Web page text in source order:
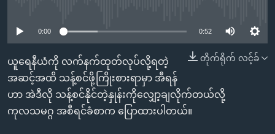
စာမျက်နှာ
သို့
ကျော်
ကြည့်
ဗွီအိုအေ လူမှုကွန်ယက်များ
0:00 0:52
တိုက်ရိုက် လင့်ခ်
ယူရေနီယံကို လက်နက်ထုတ်လုပ်လို့ရတဲ့
အဆင့်အထိ သန့်စင်ဖို့ကြိုးစားရာမှာ အီရန်
ဟာ အဲဒီလို သန့်စင်နိုင်တဲ့နှုန်းကိုလျှော့ချလိုက်တယ်လို့
ကုလသမဂ္ဂ အစီရင်ခံစာက ပြောထားပါတယ်။